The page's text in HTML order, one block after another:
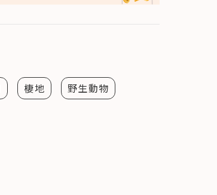
棲地 野生動物